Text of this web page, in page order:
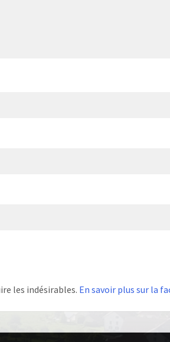
les indésirables. En savoir plus sur la